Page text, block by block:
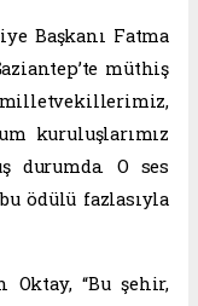
Başkanı Fatma
müthiş
kuruluşlarımız
durumda. O ses
ödülü fazlasıyla
“Bu şehir,